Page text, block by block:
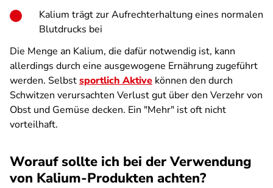
Kalium trägt zur Aufrechterhaltung eines normalen
Blutdrucks bei
Die Menge an Kalium, die dafür notwendig ist, kann
allerdings durch eine ausgewogene Ernährung zugeführt
werden. Selbstsportlich Aktive können den durch
Schwitzen verursachten Verlust gut über den Verzehr von
Obst und Gemüse decken. Ein "Mehr" ist oft nicht
vorteilhaft.
Worauf sollte ich bei der Verwendung
von Kalium-Produkten achten?